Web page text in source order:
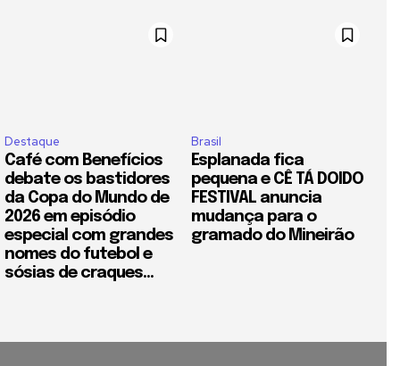
Destaque
Café com Benefícios
debate os bastidores
da Copa do Mundo de
2026 em episódio
especial com grandes
nomes do futebol e
sósias de craques...
Brasil
Esplanada fica
pequena e CÊ TÁ DOIDO
FESTIVAL anuncia
mudança para o
gramado do Mineirão